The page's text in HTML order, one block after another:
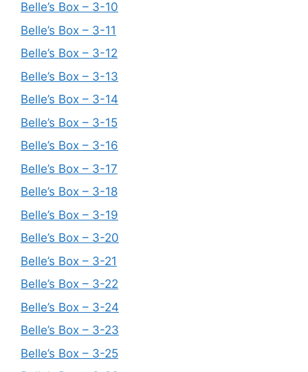
Belle’s Box – 3-10
Belle’s Box – 3-11
Belle’s Box – 3-12
Belle’s Box – 3-13
Belle’s Box – 3-14
Belle’s Box – 3-15
Belle’s Box – 3-16
Belle’s Box – 3-17
Belle’s Box – 3-18
Belle’s Box – 3-19
Belle’s Box – 3-20
Belle’s Box – 3-21
Belle’s Box – 3-22
Belle’s Box – 3-24
Belle’s Box – 3-23
Belle’s Box – 3-25